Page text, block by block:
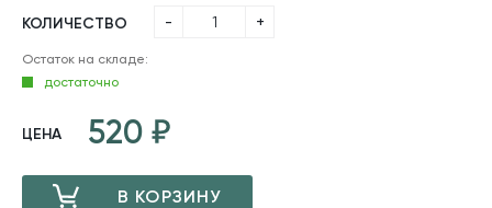
КОЛИЧЕСТВО - +
Остаток на складе:
достаточно
ЦЕНА 520
В КОРЗИНУ